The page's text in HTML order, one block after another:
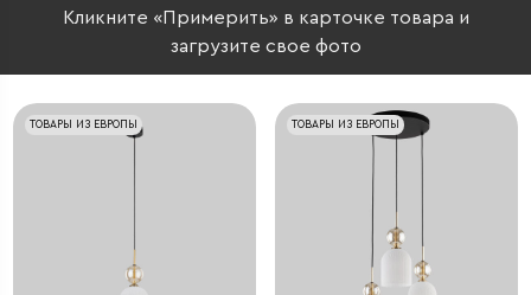
Кликните «Примерить» в карточке товара и
загрузите свое фото
ТОВАРЫ ИЗ ЕВРОПЫ ТОВАРЫ ИЗ ЕВРОПЫ